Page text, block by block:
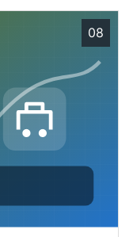
08